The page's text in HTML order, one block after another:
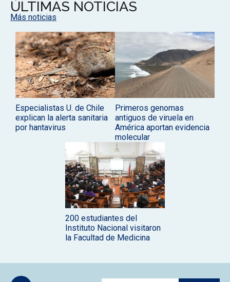
ÚLTIMAS NOTICIAS
Más noticias
Especialistas U. de Chile
explican la alerta sanitaria
por hantavirus
Primeros genomas
antiguos de viruela en
América aportan evidencia
molecular
200 estudiantes del
Instituto Nacional visitaron
la Facultad de Medicina